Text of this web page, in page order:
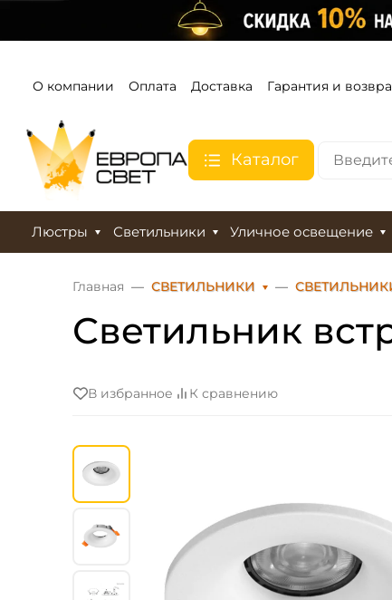
О компании Оплата Доставка Гарантия и
Каталог
Люстры Светильники Уличное освещение
Главная СВЕТИЛЬНИКИ
Светильник
В избранное К сравнению